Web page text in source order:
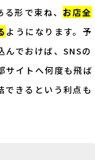
形で束ね、 お店全
ようになります。予
でおけば、SNSの
サイトへ何度も飛ば
できるという利点も